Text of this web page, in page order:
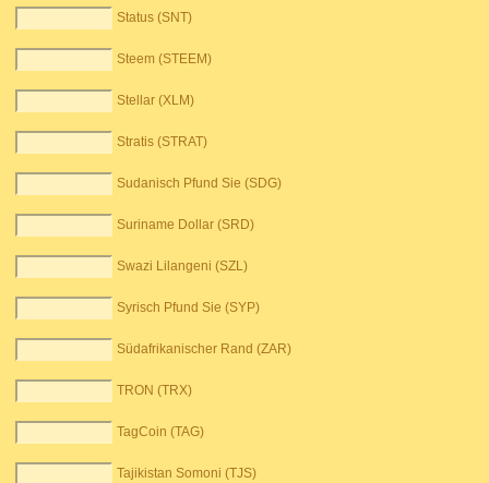
Status (SNT)
Steem (STEEM)
Stellar (XLM)
Stratis (STRAT)
Sudanisch Pfund Sie (SDG)
Suriname Dollar (SRD)
Swazi Lilangeni (SZL)
Syrisch Pfund Sie (SYP)
Südafrikanischer Rand (ZAR)
TRON (TRX)
TagCoin (TAG)
Tajikistan Somoni (TJS)